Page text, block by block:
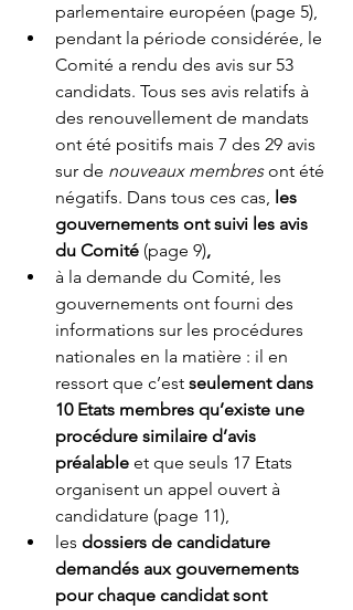
parlementaire européen (page 5),
pendant la période considérée, le
Comité a rendu des avis sur 53
candidats. Tous ses avis relatifs à
des renouvellement de mandats
ont été positifs mais 7 des 29 avis
sur de nouveaux membres ont été
négatifs. Dans tous ces cas, les
gouvernements ont suivi les avis
du Comité (page 9),
à la demande du Comité, les
gouvernements ont fourni des
informations sur les procédures
nationales en la matière : il en
ressort que c’est seulement dans
10 Etats membres qu’existe une
procédure similaire d’avis
préalable et que seuls 17 Etats
organisent un appel ouvert à
candidature (page 11),
les dossiers de candidature
demandés aux gouvernements
pour chaque candidat sont